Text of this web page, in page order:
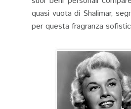
quasi vuota di Shalimar,
per questa fragranza